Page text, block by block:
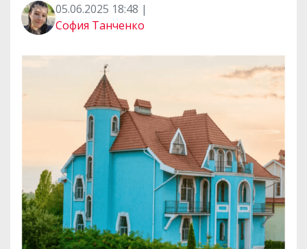
05.06.2025 18:48 |
София Танченко